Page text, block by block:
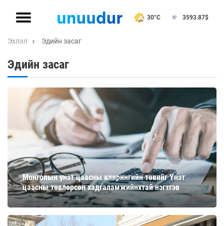
30°C 3593.87$
Эхлэл Эдийн засаг
Эдийн засаг
Монголын үнэт цаасны клирингийн төвийг Үнэт
цаасны төвлөрсөн хадгаламжийнхтай нэгтгэв